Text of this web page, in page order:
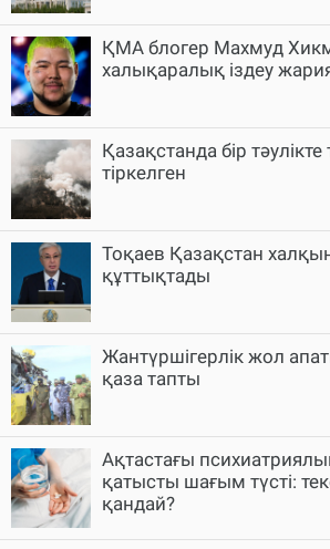
ҚМА блогер Махмуд
халықаралық іздеу
Қазақстанда бір
тіркелген
Тоқаев Қазақстан
құттықтады
Жантүршігерлік жол
қаза тапты
Ақтастағы
қатысты шағым түсті:
қандай?